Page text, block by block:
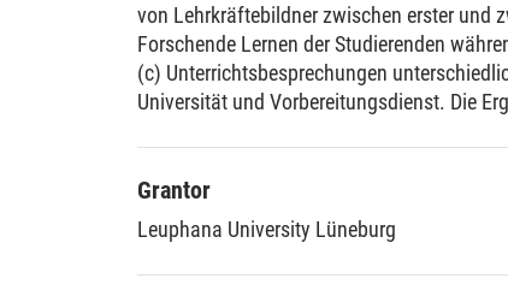
von Lehrkräftebildner zwischen erster und
Forschende Lernen der Studierenden
(c) Unterrichtsbesprechungen
Universität und Vorbereitungsdienst. Die
Grantor
Leuphana University Lüneburg